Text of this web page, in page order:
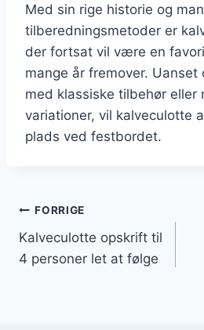
Med sin rige historie og
tilberedningsmetoder er
der fortsat vil være en
mange år fremover. Uanset
med klassiske tilbehør eller
variationer, vil kalveculotte
plads ved festbordet.
Indlægsnavigation
FORRIGE
Kalveculotte opskrift til
4 personer let at følge